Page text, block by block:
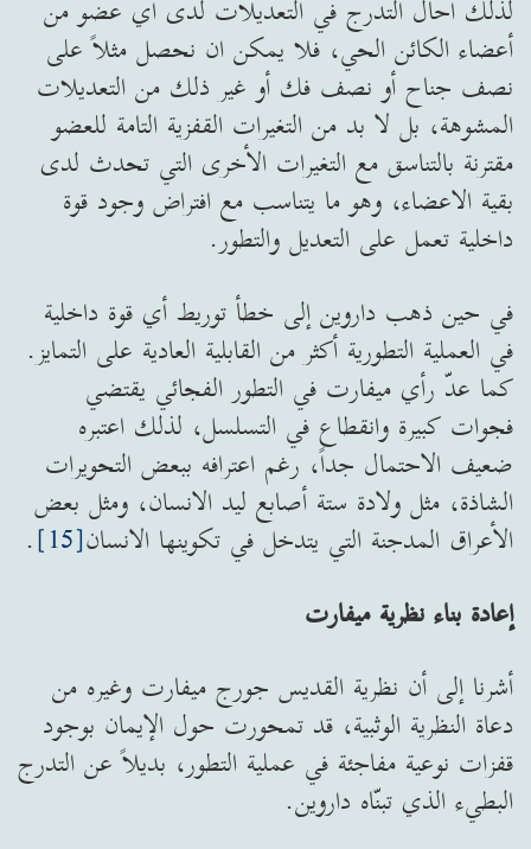
لذلك أحال التدرج في التعديلات لدى أي عضو من
أعضاء الكائن الحي، فلا يمكن ان نحصل مثلاً على
نصف جناح أو نصف فك أو غير ذلك من التعديلات
المشوهة، بل لا بد من التغيرات القفزية التامة للعضو
مقترنة بالتناسق مع التغيرات الأخرى التي تحدث لدى
بقية الاعضاء، وهو ما يتناسب مع افتراض وجود قوة
داخلية تعمل على التعديل والتطور.
في حين ذهب داروين إلى خطأ توريط أي قوة داخلية
في العملية التطورية أكثر من القابلية العادية على التمايز.
كما عدّ رأي ميفارت في التطور الفجائي يقتضي
فجوات كبيرة وانقطاع في التسلسل، لذلك اعتبره
ضعيف الاحتمال جداً، رغم اعترافه ببعض التحويرات
الشاذة، مثل ولادة ستة أصابع ليد الانسان، ومثل بعض
الأعراق المدجنة التي يتدخل في تكوينها الانسان[15]
.
إعادة بناء نظرية ميفارت
أشرنا إلى أن نظرية القديس جورج ميفارت وغيره من
دعاة النظرية الوثبية، قد تمحورت حول الإيمان بوجود
قفزات نوعية مفاجئة في عملية التطور، بديلاً عن التدرج
البطيء الذي تبنّاه داروين.